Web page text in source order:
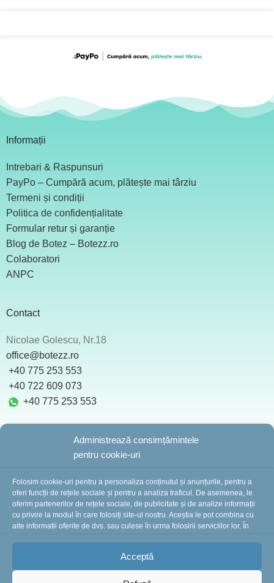
Administrează consimțămintele
pentru cookie-uri
Folosim cookie-uri pentru a personaliza conținutul și anunțurile, pentru a
oferi funcții de rețele sociale și pentru a analiza traficul. De asemenea, le
oferim partenerilor de rețele sociale, de publicitate și de analize informații
cu privire la modul în care folosiți site-ul nostru. Aceștia le pot combina cu
alte informații oferite de dvs. sau culese în urma folosirii serviciilor lor. În
Acceptă
Informații
Intrebari & Raspunsuri
PayPo – Cumpără acum, plătește mai târziu
Termeni și condiții
Politica de confidențialitate
Formular retur și garanție
Blog de Botez – Botezz.ro
Colaboratori
ANPC
Contact
Nicolae Golescu, Nr.18
office@botezz.ro
+40 775 253 553
‪ +40 722 609 073
+40 775 253 553
În perioada 10-16 august suntem în concediu.
procesate și expediate începând cu 18 august.
mulțumim pentru înțelegere și vă așteptăm cu drag!